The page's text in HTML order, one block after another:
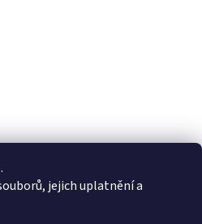
jejich uplatnění a